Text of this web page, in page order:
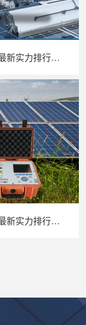
2026 年最新实力排行｜光伏清洗机器人 TOP 推荐，LAILX LX‑H403 深度解析
2026 年最新实力排行｜便携式 IV 测试仪 TOP 推荐，LAILX LX‑PV31 深度解析